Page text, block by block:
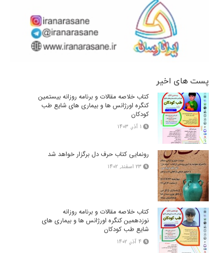
پست های اخیر
کتاب خلاصه مقالات و برنامه روزانه بیستمین
کنگره اورژانس ها و بیماری های شایع طب
کودکان
۱ آذر, ۱۴۰۳
رونمایی کتاب حرف دل برگزار خواهد شد
۲۳ اسفند, ۱۴۰۲
کتاب خلاصه مقالات و برنامه روزانه
نوزدهمین کنگره اورژانس ها و بیماری های
شایع طب کودکان
۴ آذر, ۱۴۰۲